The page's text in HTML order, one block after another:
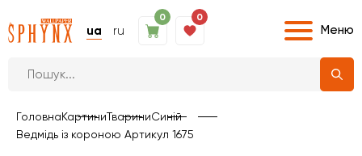
ua ru
0 0
Меню
ГоловнаКартиниТвариниСиній
Ведмідь із короною Артикул 1675